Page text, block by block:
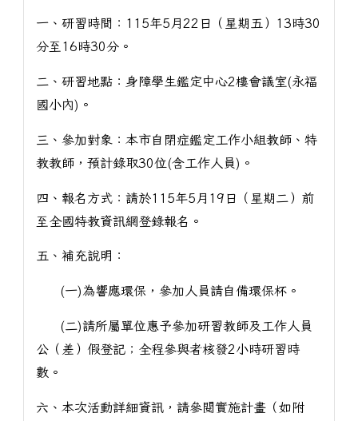
一、研習時間：115年5月22日（星期五）13時30
分至16時30分。
二、研習地點：身障學生鑑定中心2樓會議室(永福
國小內)。
三、參加對象：本市自閉症鑑定工作小組教師、特
教教師，預計錄取30位(含工作人員)。
四、報名方式：請於115年5月19日（星期二）前
至全國特教資訊網登錄報名。
五、補充說明：
(一)為響應環保，參加人員請自備環保杯。
(二)請所屬單位惠予參加研習教師及工作人員
公（差）假登記；全程參與者核發2小時研習時
數。
六、本次活動詳細資訊，請參閱實施計畫（如附